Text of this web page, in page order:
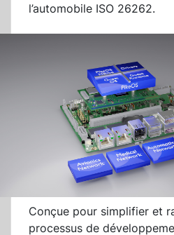
l’automobile ISO 26262.
Conçue pour simplifier et
processus de